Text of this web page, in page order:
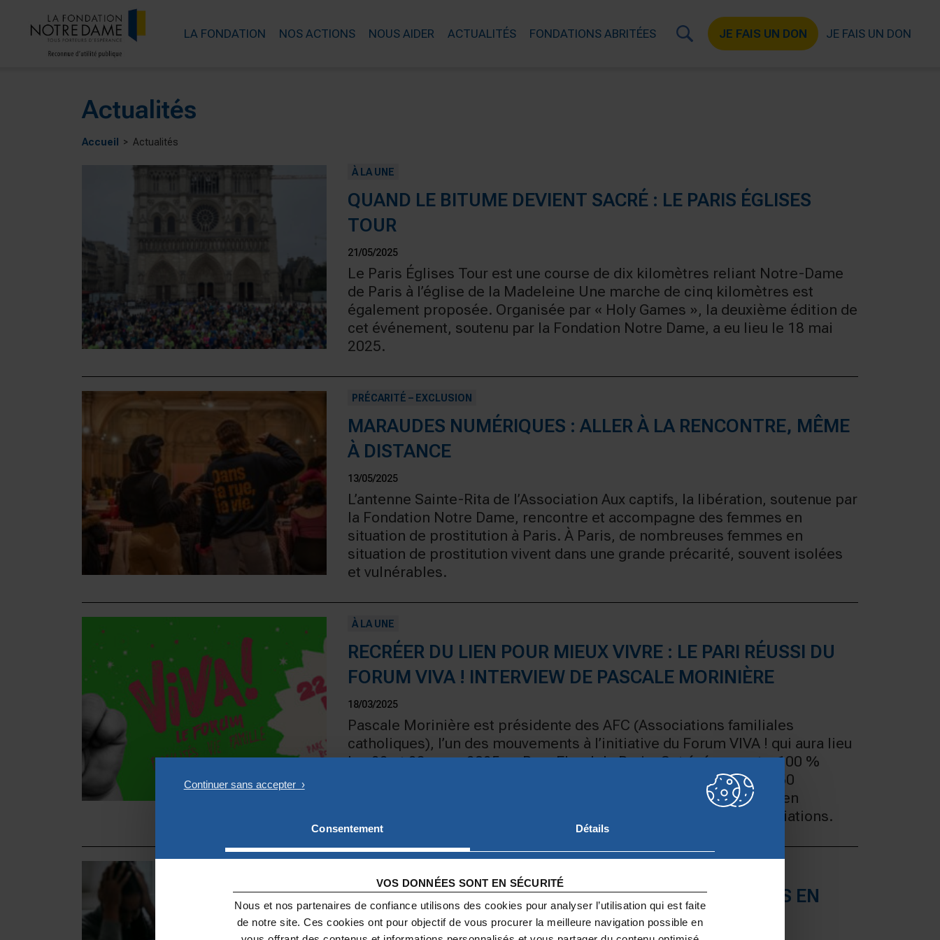
Consentement Détails
VOS DONNÉES SONT EN SÉCURITÉ
Nous et nos partenaires de confiance utilisons des cookies pour analyser l’utilisation qui est faite
de notre site. Ces cookies ont pour objectif de vous procurer la meilleure navigation possible en
LA FONDATION NOS ACTIONS NOUS AIDER ACTUALITÉS FONDATIONS ABRITÉES JE FAIS UN DON JE FAIS UN DON
Actualités
Accueil Actualités
À LA UNE
QUAND LE BITUME DEVIENT SACRÉ : LE PARIS ÉGLISES
TOUR
21/05/2025
Le Paris Églises Tour est une course de dix kilomètres reliant Notre-Dame
de Paris à l’église de la Madeleine Une marche de cinq kilomètres est
également proposée. Organisée par « Holy Games », la deuxième édition de
cet événement, soutenu par la Fondation Notre Dame, a eu lieu le 18 mai
2025.
PRÉCARITÉ – EXCLUSION
MARAUDES NUMÉRIQUES : ALLER À LA RENCONTRE, MÊME
À DISTANCE
13/05/2025
L’antenne Sainte-Rita de l’Association Aux captifs, la libération, soutenue par
la Fondation Notre Dame, rencontre et accompagne des femmes en
situation de prostitution à Paris. À Paris, de nombreuses femmes en
situation de prostitution vivent dans une grande précarité, souvent isolées
et vulnérables.
À LA UNE
RECRÉER DU LIEN POUR MIEUX VIVRE : LE PARI RÉUSSI DU
FORUM VIVA ! INTERVIEW DE PASCALE MORINIÈRE
18/03/2025
Pascale Morinière est présidente des AFC (Associations familiales
catholiques), l’un des mouvements à l’initiative du Forum VIVA ! qui aura lieu
les 22 et 23 mars 2025 au Parc Floral de Paris. Cet événement « 100 %
dédié à la famille, à la vie et aux fragilités » rassemblera plus de 50
associations attachées à la personne humaine et au service du bien
commun, avec des conférences, des ateliers et un village d’associations.
LAVITA : REDONNER LE GOÛT DE VIVRE AUX JEUNES EN
DÉTRESSE PSYCHOLOGIQUE